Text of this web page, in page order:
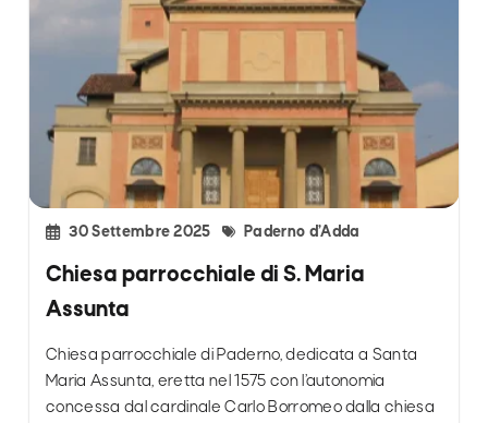
Chiesa parrocchiale di S. Maria
Assunta
30 Settembre 2025 Paderno d’Adda
Chiesa parrocchiale di Paderno, dedicata a Santa
Maria Assunta, eretta nel 1575 con l’autonomia
concessa dal cardinale Carlo Borromeo dalla chiesa